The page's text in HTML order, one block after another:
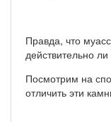
Правда, что
действительно
Посмотрим на
отличить эти